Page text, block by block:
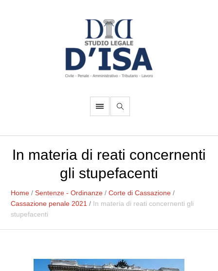
In materia di reati concernenti
gli stupefacenti
Home /Sentenze - Ordinanze /Corte di Cassazione /
Cassazione penale 2021 / In materia di reati concernenti gli
stupefacenti